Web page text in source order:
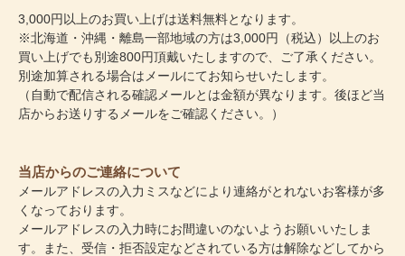
3,000円以上のお買い上げは送料無料となります。
※北海道・沖縄・離島一部地域の方は3,000円（税込）以上のお
買い上げでも別途800円頂戴いたしますので、ご了承ください。
別途加算される場合はメールにてお知らせいたします。
（自動で配信される確認メールとは金額が異なります。後ほど当
店からお送りするメールをご確認ください。）
当店からのご連絡について
メールアドレスの入力ミスなどにより連絡がとれないお客様が多
くなっております。
メールアドレスの入力時にお間違いのないようお願いいたしま
す。また、受信・拒否設定などされている方は解除などしてから